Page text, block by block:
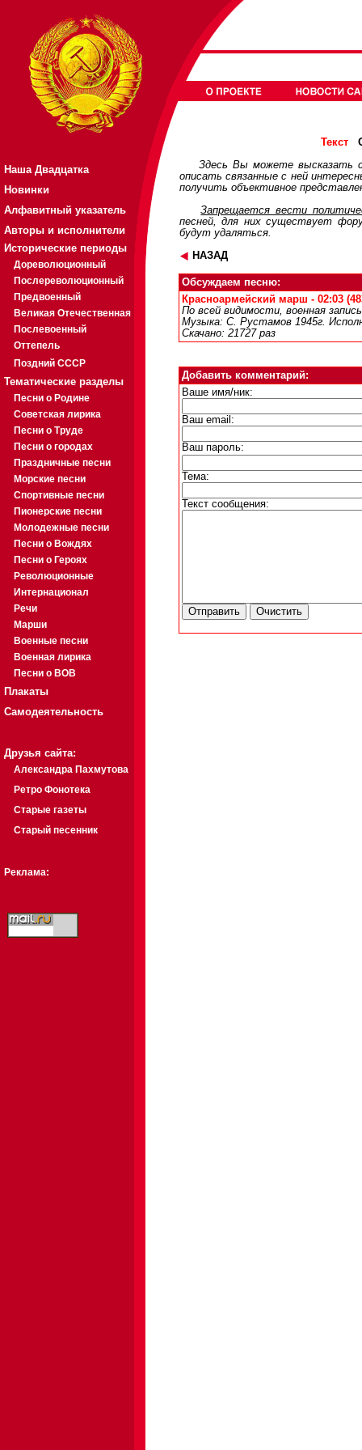
Наша Двадцатка
Новинки
Алфавитный указатель
Авторы и исполнители
Исторические периоды
Дореволюционный
Послереволюционный
Предвоенный
Великая Отечественная
Послевоенный
Оттепель
Поздний СССР
Тематические разделы
Песни о Родине
Советская лирика
Песни о Труде
Песни о городах
Праздничные песни
Морские песни
Спортивные песни
Пионерские песни
Молодежные песни
Песни о Вождях
Песни о Героях
Революционные
Интернационал
Речи
Марши
Военные песни
Военная лирика
Песни о ВОВ
Плакаты
Самодеятельность
Друзья сайта:
Александра Пахмутова
Ретро Фонотека
Старые газеты
Старый песенник
Реклама:
Текст
Здесь Вы можете высказать
описать связанные с ней
получить объективное
Запрещается вести
песней, для них существует
будут удаляться.
НАЗАД
Обсуждаем песню:
Красноармейский марш - 02:03
По всей видимости, военная
Музыка: С. Рустамов 1945г.
Скачано: 21727 раз
Добавить комментарий:
Ваше имя/ник:
Ваш email:
Ваш пароль:
Тема:
Текст сообщения: